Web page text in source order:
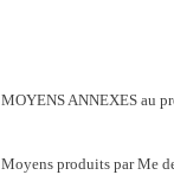
MOYENS ANNEXES au
Moyens produits par Me